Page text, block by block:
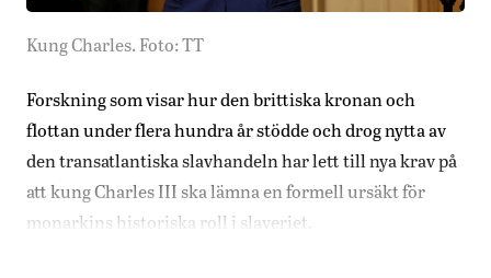
Kung Charles. Foto: TT
Forskning som visar hur den brittiska kronan och
flottan under flera hundra år stödde och drog nytta av
den transatlantiska slavhandeln har lett till nya krav på
att kung Charles III ska lämna en formell ursäkt för
monarkins historiska roll i slaveriet.